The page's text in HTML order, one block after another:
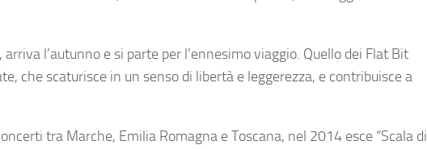
l’autunno e si parte per l’ennesimo viaggio. Quello dei Flat Bit
che scaturisce in un senso di libertà e leggerezza, e contribuisce a
tra Marche, Emilia Romagna e Toscana, nel 2014 esce “Scala di